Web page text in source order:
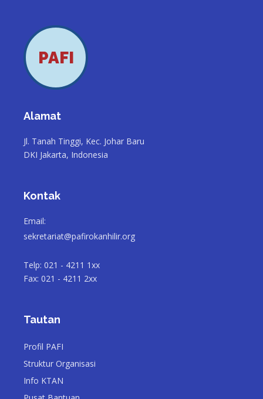
PAFI
Alamat
Jl. Tanah Tinggi, Kec. Johar Baru
DKI Jakarta, Indonesia
Kontak
Email:
sekretariat@pafirokanhilir.org
Telp: 021 - 4211 1xx
Fax: 021 - 4211 2xx
Tautan
Profil PAFI
Struktur Organisasi
Info KTAN